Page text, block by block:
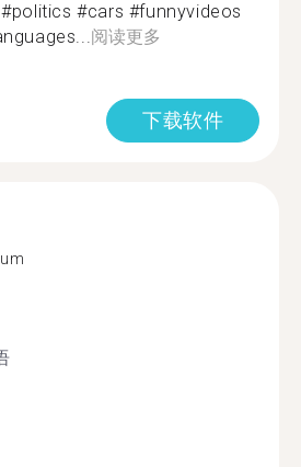
#cars #funnyvideos
阅读更多
下载软件